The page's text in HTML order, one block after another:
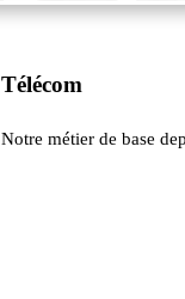
Télécom
Notre métier de base